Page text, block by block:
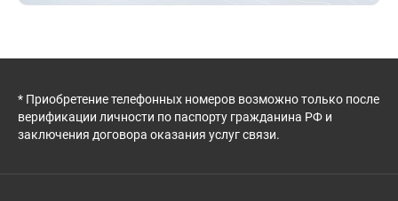
* Приобретение телефонных номеров возможно только после
верификации личности по паспорту гражданина РФ и
заключения договора оказания услуг связи.